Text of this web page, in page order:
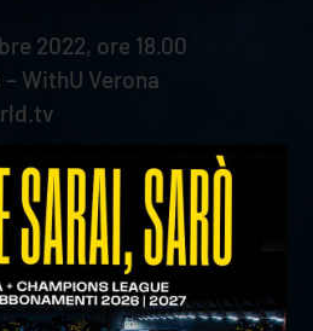
2022, ore 18.00
WithU Verona
2022, ore 20.30
Villas Aubay Siena